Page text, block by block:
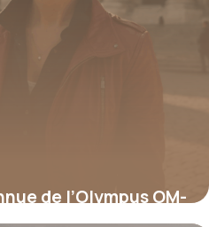
de l’Olympus OM-